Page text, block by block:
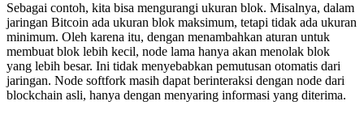
Sebagai contoh, kita bisa mengurangi ukuran blok. Misalnya, dalam
jaringan Bitcoin ada ukuran blok maksimum, tetapi tidak ada ukuran
minimum. Oleh karena itu, dengan menambahkan aturan untuk
membuat blok lebih kecil, node lama hanya akan menolak blok
yang lebih besar. Ini tidak menyebabkan pemutusan otomatis dari
jaringan. Node softfork masih dapat berinteraksi dengan node dari
blockchain asli, hanya dengan menyaring informasi yang diterima.